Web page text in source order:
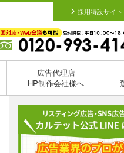
採用特設サイト
広告代理店
HP制作会社様へ